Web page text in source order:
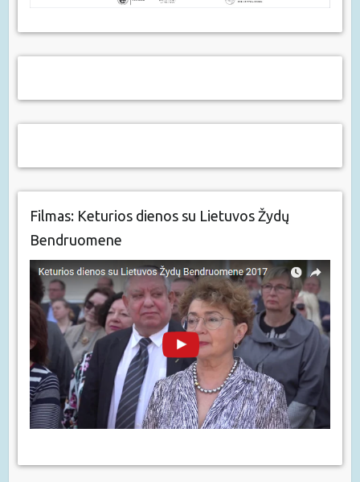
Filmas: Keturios dienos su Lietuvos Žydų
Bendruomene